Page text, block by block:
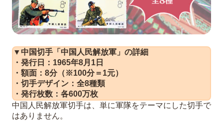
▼中国切手「中国人民解放軍」の詳細
・発行日：1965年8月1日
・額面：8分（※100分＝1元）
・切手デザイン：全8種類
・発行枚数：各600万枚
中国人民解放軍切手は、単に軍隊をテーマにした切手で
はありません。